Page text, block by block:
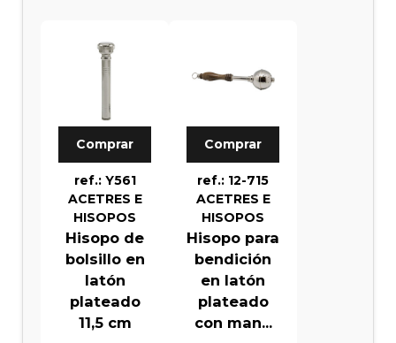
Comprar
ref.: Y561
ACETRES E
HISOPOS
Hisopo de
bolsillo en
latón
plateado
11,5 cm
Comprar
ref.: 12-715
ACETRES E
HISOPOS
Hisopo para
bendición
en latón
plateado
con man...